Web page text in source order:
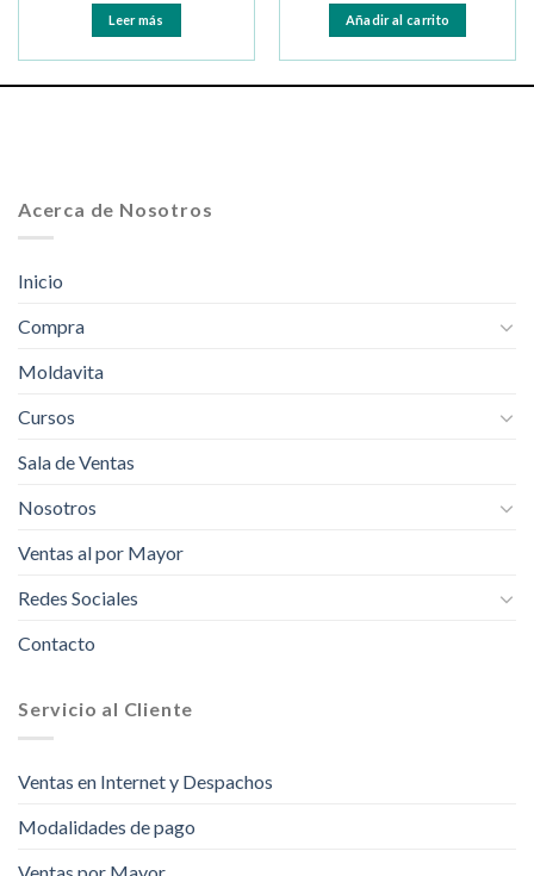
Leer más Añadir al carrito
Acerca de Nosotros
Inicio
Compra
Moldavita
Cursos
Sala de Ventas
Nosotros
Ventas al por Mayor
Redes Sociales
Contacto
Servicio al Cliente
Ventas en Internet y Despachos
Modalidades de pago
Ventas por Mayor